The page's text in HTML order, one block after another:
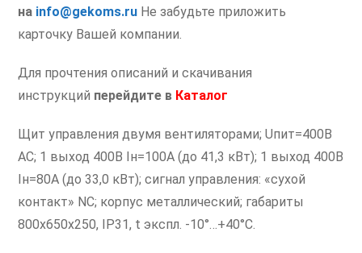
на info@gekoms.ru Не забудьте приложить
карточку Вашей компании.
Для прочтения описаний и скачивания
инструкций перейдите в Каталог
Щит управления двумя вентиляторами; Uпит=400В
AC; 1 выход 400В Iн=100А (до 41,3 кВт); 1 выход 400В
Iн=80А (до 33,0 кВт); сигнал управления: «сухой
контакт» NC; корпус металлический; габариты
800х650х250, IP31, t экспл. -10°…+40°C.